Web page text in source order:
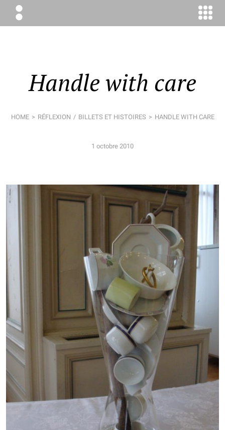
ÉLODIE
BOYER
Handle with care
HOME RÉFLEXION BILLETS ET HISTOIRES HANDLE WITH CARE
1 octobre 2010